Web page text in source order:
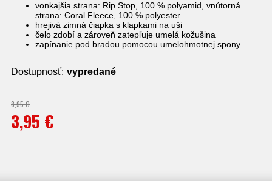
vonkajšia strana: Rip Stop, 100 % polyamid, vnútorná
strana: Coral Fleece, 100 % polyester
hrejivá zimná čiapka s klapkami na uši
čelo zdobí a zároveň zatepľuje umelá kožušina
zapínanie pod bradou pomocou umelohmotnej spony
Dostupnosť: vypredané
8,95 €
3,95 €